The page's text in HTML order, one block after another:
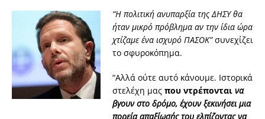
“Η πολιτική ανυπαρξία της ΔΗΣΥ θα
ήταν μικρό πρόβλημα αν την ίδια ώρα
χτίζαμε ένα ισχυρό ΠΑΣΟΚ”συνεχίζει
το σφυροκόπημα.
“Αλλά ούτε αυτό κάνουμε. Ιστορικά
στελέχη μας που ντρέπονται να
βγουν στο δρόμο, έχουν ξεκινήσει μια
πορεία απαξίωσής του ελπίζοντας να